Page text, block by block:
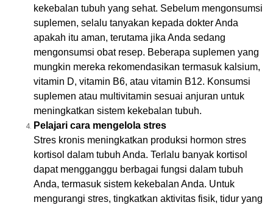
kekebalan tubuh yang sehat. Sebelum mengonsumsi
suplemen, selalu tanyakan kepada dokter Anda
apakah itu aman, terutama jika Anda sedang
mengonsumsi obat resep. Beberapa suplemen yang
mungkin mereka rekomendasikan termasuk kalsium,
vitamin D, vitamin B6, atau vitamin B12. Konsumsi
suplemen atau multivitamin sesuai anjuran untuk
meningkatkan sistem kekebalan tubuh.
Pelajari cara mengelola stres
Stres kronis meningkatkan produksi hormon stres
kortisol dalam tubuh Anda. Terlalu banyak kortisol
dapat mengganggu berbagai fungsi dalam tubuh
Anda, termasuk sistem kekebalan Anda. Untuk
mengurangi stres, tingkatkan aktivitas fisik, tidur yang